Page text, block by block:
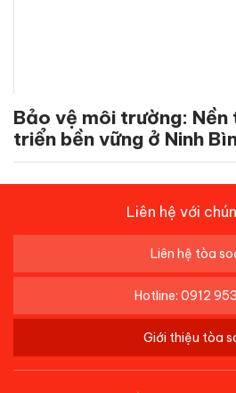
Bảo vệ môi trường:
triển bền vững ở Ninh
Liên hệ với
Liên hệ tòa
Hotline: 0912
Giới thiệu tòa